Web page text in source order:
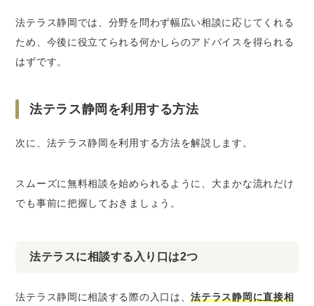
法テラス静岡では、分野を問わず幅広い相談に応じてくれる
ため、今後に役立てられる何かしらのアドバイスを得られる
はずです。
法テラス静岡を利用する方法
次に、法テラス静岡を利用する方法を解説します。
スムーズに無料相談を始められるように、大まかな流れだけ
でも事前に把握しておきましょう。
法テラスに相談する入り口は2つ
法テラス静岡に相談する際の入口は、法テラス静岡に直接相